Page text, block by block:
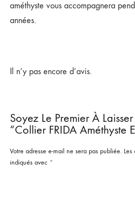
améthyste vous accompagnera
années.
Il n’y pas encore d’avis.
Soyez Le Premier À
“Collier FRIDA Améthyste
Votre adresse e-mail ne sera pas publiée.
indiqués avec *